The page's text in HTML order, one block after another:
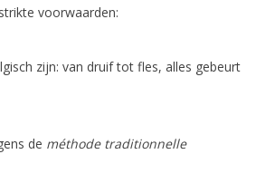
voorwaarden:
zijn: van druif tot fles, alles gebeurt
de méthode traditionnelle